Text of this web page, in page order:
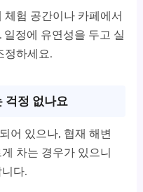
체험 공간이나 카페에서
정에 유연성을 두고 실
정하세요.
걱정 없나요
어 있으나, 협재 해변
차는 경우가 있으니
다.